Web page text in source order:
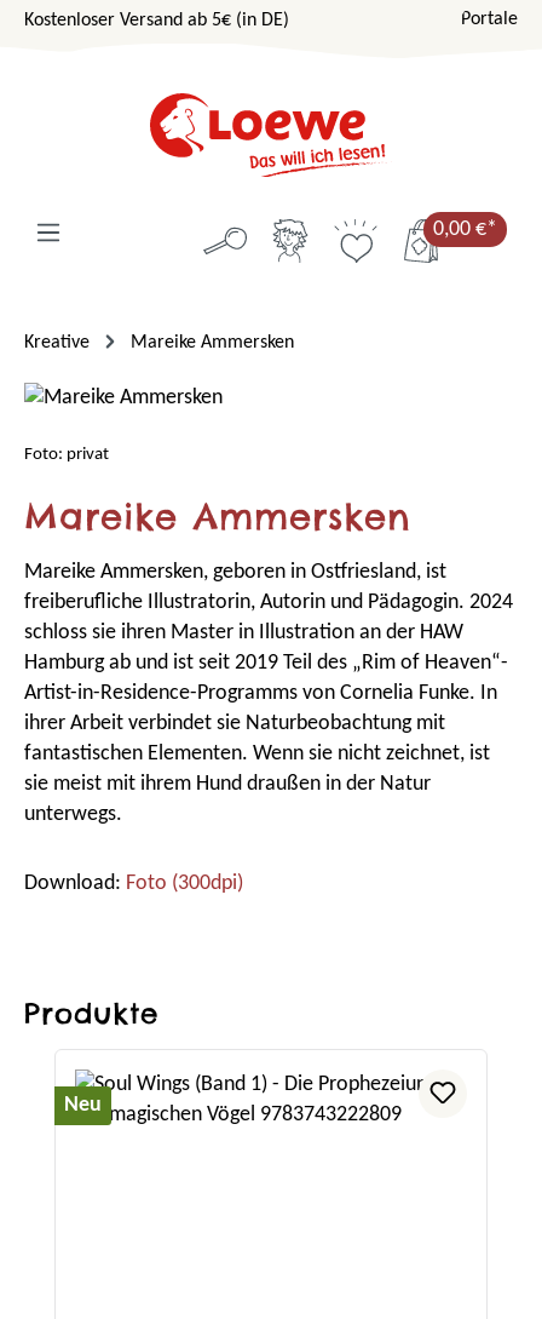
Zum Hauptinhalt springen
Kostenloser Versand ab 5€ (in DE) Portale
0,00 €*
Kreative Mareike Ammersken
Foto: privat
Mareike Ammersken
Mareike Ammersken, geboren in Ostfriesland, ist
freiberufliche Illustratorin, Autorin und Pädagogin. 2024
schloss sie ihren Master in Illustration an der HAW
Hamburg ab und ist seit 2019 Teil des „Rim of Heaven“-
Artist-in-Residence-Programms von Cornelia Funke. In
ihrer Arbeit verbindet sie Naturbeobachtung mit
fantastischen Elementen. Wenn sie nicht zeichnet, ist
sie meist mit ihrem Hund draußen in der Natur
unterwegs.
Download: Foto (300dpi)
Produkte
Neu